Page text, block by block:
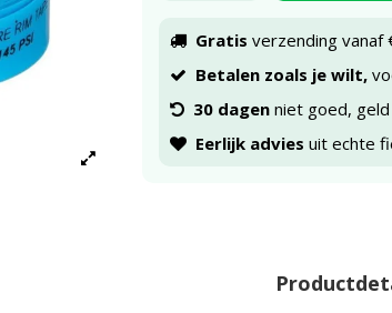
Gratis verzending vanaf
Betalen zoals je wilt,
30 dagenniet goed,
Eerlijk advies uit echte